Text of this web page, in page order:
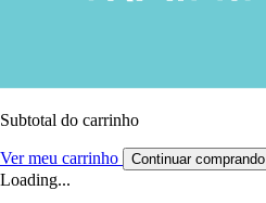
Subtotal do carrinho
Ver meu carrinho Continuar comprando
Loading...